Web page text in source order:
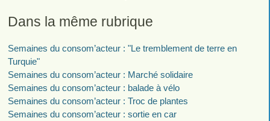
Dans la même rubrique
Semaines du consom’acteur : "Le tremblement de terre en
Turquie"
Semaines du consom’acteur : Marché solidaire
Semaines du consom’acteur : balade à vélo
Semaines du consom’acteur : Troc de plantes
Semaines du consom’acteur : sortie en car